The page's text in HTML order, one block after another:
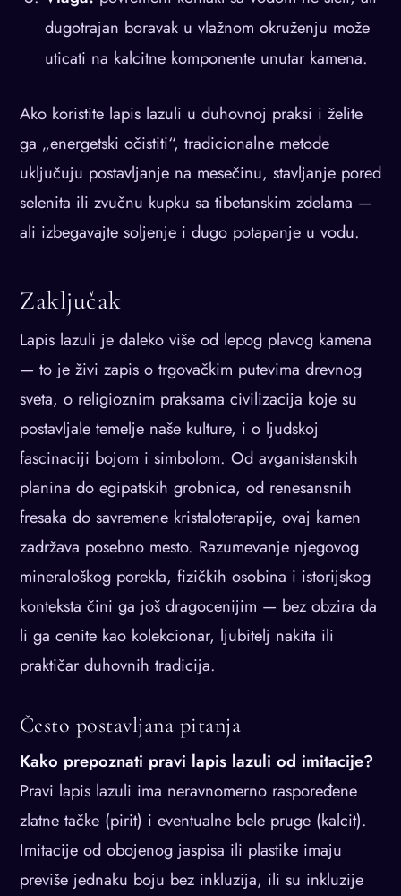
dugotrajan boravak u vlažnom okruženju može
uticati na kalcitne komponente unutar kamena.
Ako koristite lapis lazuli u duhovnoj praksi i želite
ga „energetski očistiti“, tradicionalne metode
uključuju postavljanje na mesečinu, stavljanje pored
selenita ili zvučnu kupku sa tibetanskim zdelama —
ali izbegavajte soljenje i dugo potapanje u vodu.
Zaključak
Lapis lazuli je daleko više od lepog plavog kamena
— to je živi zapis o trgovačkim putevima drevnog
sveta, o religioznim praksama civilizacija koje su
postavljale temelje naše kulture, i o ljudskoj
fascinaciji bojom i simbolom. Od avganistanskih
planina do egipatskih grobnica, od renesansnih
fresaka do savremene kristaloterapije, ovaj kamen
zadržava posebno mesto. Razumevanje njegovog
mineraloškog porekla, fizičkih osobina i istorijskog
konteksta čini ga još dragocenijim — bez obzira da
li ga cenite kao kolekcionar, ljubitelj nakita ili
praktičar duhovnih tradicija.
Često postavljana pitanja
Kako prepoznati pravi lapis lazuli od imitacije?
Pravi lapis lazuli ima neravnomerno raspoređene
zlatne tačke (pirit) i eventualne bele pruge (kalcit).
Imitacije od obojenog jaspisa ili plastike imaju
previše jednaku boju bez inkluzija, ili su inkluzije